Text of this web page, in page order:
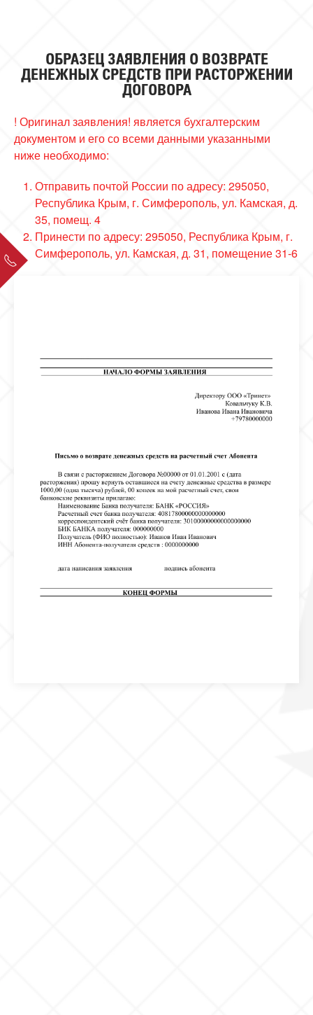
ОБРАЗЕЦ ЗАЯВЛЕНИЯ О ВОЗВРАТЕ
ДЕНЕЖНЫХ СРЕДСТВ ПРИ РАСТОРЖЕНИИ
ДОГОВОРА
! Оригинал заявления! является бухгалтерским
документом и его со всеми данными указанными
ниже необходимо:
Отправить почтой России по адресу: 295050,
Республика Крым, г. Симферополь, ул. Камская, д.
35, помещ. 4
Принести по адресу: 295050, Республика Крым, г.
Симферополь, ул. Камская, д. 31, помещение 31-6